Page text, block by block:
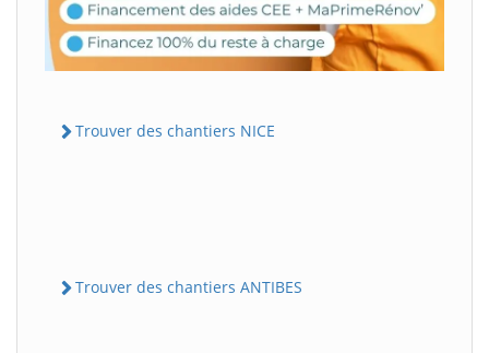
Trouver des chantiers NICE
Trouver des chantiers ANTIBES